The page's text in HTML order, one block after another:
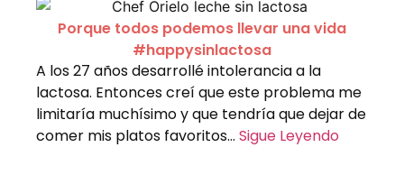
Porque todos podemos llevar una vida
#happysinlactosa
A los 27 años desarrollé intolerancia a la
lactosa. Entonces creí que este problema me
limitaría muchísimo y que tendría que dejar de
comer mis platos favoritos… Sigue Leyendo